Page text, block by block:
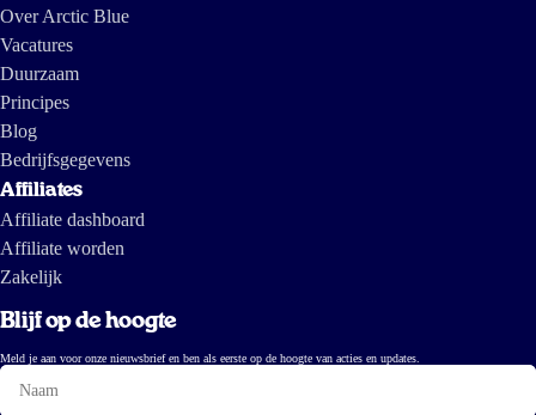
Over Arctic Blue
Vacatures
Duurzaam
Principes
Blog
Bedrijfsgegevens
Affiliates
Affiliate dashboard
Affiliate worden
Zakelijk
Blijf op de hoogte
Meld je aan voor onze nieuwsbrief en ben als eerste op de hoogte van acties en updates.
Naam